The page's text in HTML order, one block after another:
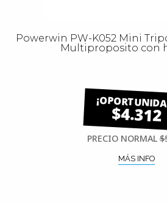
Powerwin PW-K052 Mini
Multiproposito con
$4.312
PRECIO NORMAL
MÁS INFO